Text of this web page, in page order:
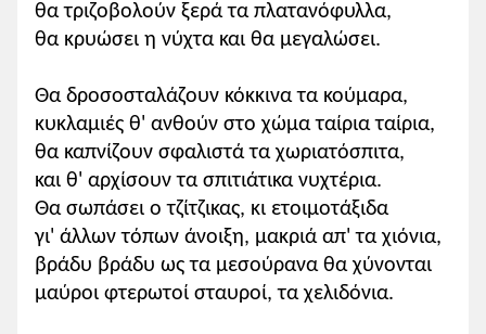
θα τριζοβολούν ξερά τα πλατανόφυλλα,
θα κρυώσει η νύχτα και θα μεγαλώσει.
Θα δροσοσταλάζουν κόκκινα τα κούμαρα,
κυκλαμιές θ' ανθούν στο χώμα ταίρια ταίρια,
θα καπνίζουν σφαλιστά τα χωριατόσπιτα,
και θ' αρχίσουν τα σπιτιάτικα νυχτέρια.
Θα σωπάσει ο τζίτζικας, κι ετοιμοτάξιδα
γι' άλλων τόπων άνοιξη, μακριά απ' τα χιόνια,
βράδυ βράδυ ως τα μεσούρανα θα χύνονται
μαύροι φτερωτοί σταυροί, τα χελιδόνια.